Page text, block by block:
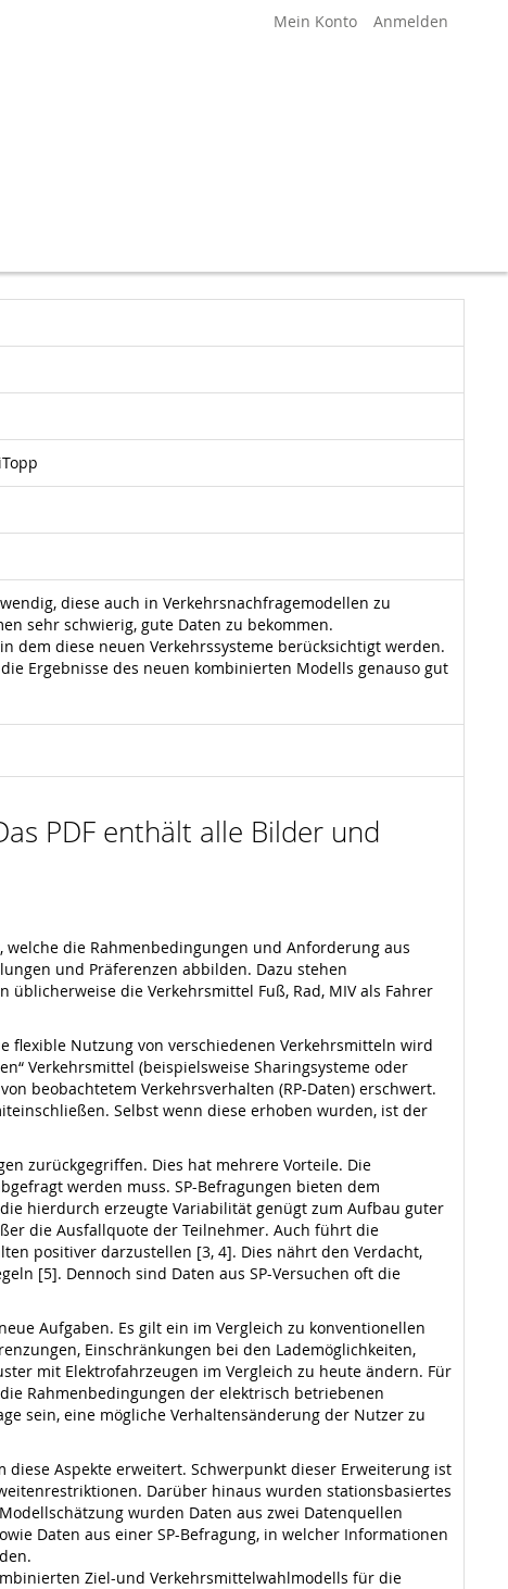
Mein Konto Anmelden
diese auch in Verkehrsnachfragemodellen zu
sehr schwierig, gute Daten zu bekommen.
dem diese neuen Verkehrssysteme berücksichtigt werden.
Ergebnisse des neuen kombinierten Modells genauso gut
PDF enthält alle Bilder und
die Rahmenbedingungen und Anforderung aus
und Präferenzen abbilden. Dazu stehen
die Verkehrsmittel Fuß, Rad, MIV als Fahrer
flexible Nutzung von verschiedenen Verkehrsmitteln wird
Verkehrsmittel (beispielsweise Sharingsysteme oder
beobachtetem Verkehrsverhalten (RP-Daten) erschwert.
Selbst wenn diese erhoben wurden, ist der
zurückgegriffen. Dies hat mehrere Vorteile. Die
werden muss. SP-Befragungen bieten dem
hierdurch erzeugte Variabilität genügt zum Aufbau guter
die Ausfallquote der Teilnehmer. Auch führt die
positiver darzustellen [3, 4]. Dies nährt den Verdacht,
[5]. Dennoch sind Daten aus SP-Versuchen oft die
Aufgaben. Es gilt ein im Vergleich zu konventionellen
Einschränkungen bei den Lademöglichkeiten,
mit Elektrofahrzeugen im Vergleich zu heute ändern. Für
Rahmenbedingungen der elektrisch betriebenen
sein, eine mögliche Verhaltensänderung der Nutzer zu
diese Aspekte erweitert. Schwerpunkt dieser Erweiterung ist
Darüber hinaus wurden stationsbasiertes
wurden Daten aus zwei Datenquellen
Daten aus einer SP-Befragung, in welcher Informationen
Ziel-und Verkehrsmittelwahlmodells für die